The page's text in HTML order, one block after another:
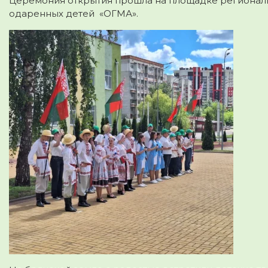
одаренных детей «ОГМА».